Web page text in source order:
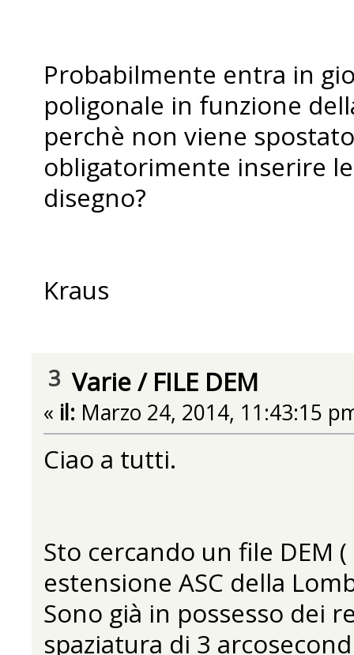
Probabilmente entra in
poligonale in funzione
perchè non viene
obligatorimente inserire
disegno?
Kraus
3 Varie/ FILE DEM
« il: Marzo 24, 2014, 11:43:15
Ciao a tutti.
Sto cercando un file DEM
estensione ASC della
Sono già in possesso dei
spaziatura di 3